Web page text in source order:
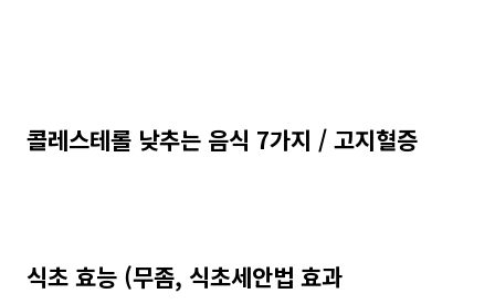
콜레스테롤 낮추는 음식 7가지 / 고지혈증
식초 효능 (무좀, 식초세안법 효과